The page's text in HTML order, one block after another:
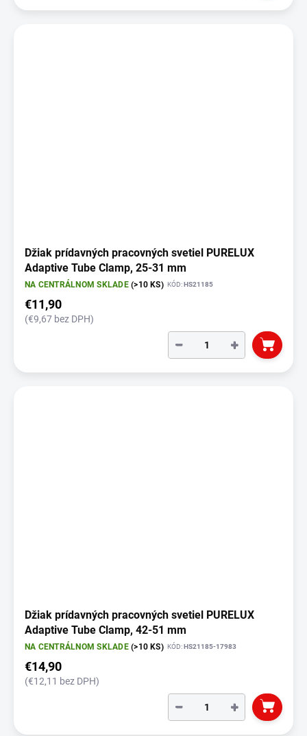
Džiak prídavných pracovných svetiel PURELUX
Adaptive Tube Clamp, 25-31 mm
NA CENTRÁLNOM SKLADE(>10 KS) KÓD:HS21185
€11,90
(€9,67 bez DPH)
+
−
Džiak prídavných pracovných svetiel PURELUX
Adaptive Tube Clamp, 42-51 mm
NA CENTRÁLNOM SKLADE(>10 KS) KÓD:HS21185-17983
€14,90
(€12,11 bez DPH)
+
−